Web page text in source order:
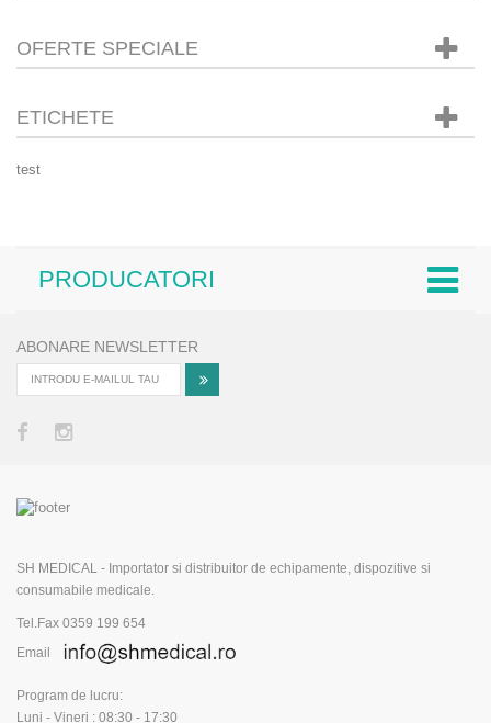
OFERTE SPECIALE
ETICHETE
test
PRODUCATORI
ABONARE NEWSLETTER
SH MEDICAL - Importator si distribuitor de echipamente, dispozitive si
consumabile medicale.
Tel.Fax 0359 199 654
Email
Program de lucru:
Luni - Vineri : 08:30 - 17:30